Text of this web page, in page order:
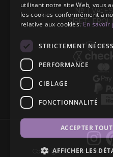
Nº TVA:
SIRET-
Copyright © 2026 AW
utilisant notre site Web, vous
les cookies conformément à
relative aux cookies.En savoir
STRICTEMENT
PERFORMANCE
CIBLAGE
FONCTIONNALITÉ
ACCEPTER TOUT
AFFICHER LES